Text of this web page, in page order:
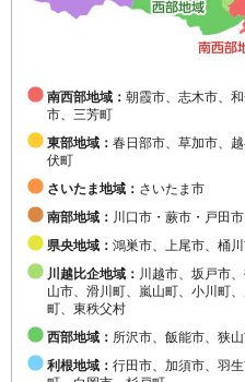
南西部地域： 朝霞市、志木市、
市、三芳町
東部地域： 春日部市、草加市、
伏町
さいたま地域： さいたま市
南部地域： 川口市・蕨市・戸田市
県央地域： 鴻巣市、上尾市、桶
川越比企地域： 川越市、坂戸市
山市、滑川町、嵐山町、小川町
町、東秩父村
西部地域： 所沢市、飯能市、狭
利根地域： 行田市、加須市、羽